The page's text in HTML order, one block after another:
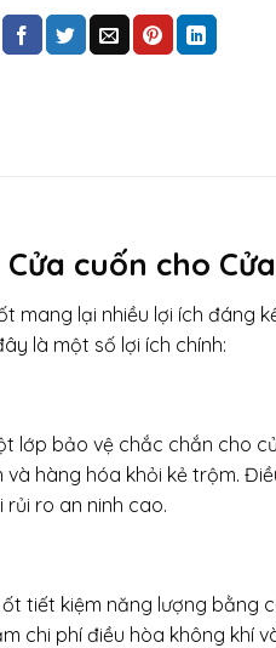
cuốn cho
mang lại nhiều lợi ích đáng
là một số lợi ích chính:
lớp bảo vệ chắc chắn cho
hàng hóa khỏi kẻ trộm.
ro an ninh cao.
tiết kiệm năng lượng bằng
chi phí điều hòa không khí